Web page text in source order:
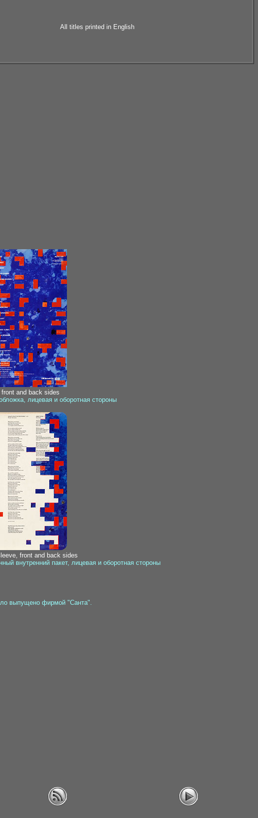
All titles printed in English
and back sides
лицевая и оборотная стороны
front and back sides
внутренний пакет, лицевая и оборотная стороны
выпущено фирмой "Санта".